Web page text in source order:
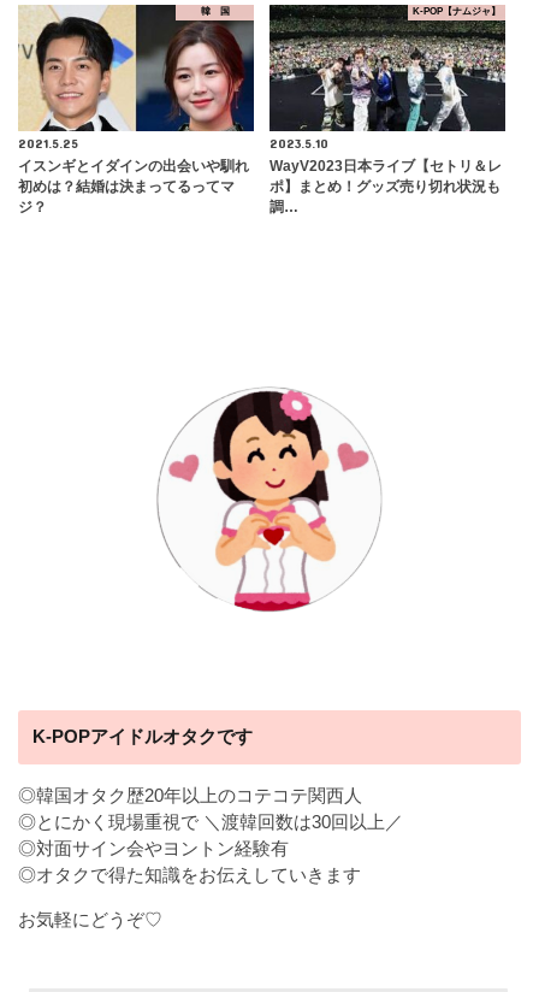
韓 国
2021.5.25
イスンギとイダインの出会いや馴れ
初めは？結婚は決まってるってマ
ジ？
K-POP【ナムジャ】
2023.5.10
WayV2023日本ライブ【セトリ＆レ
ポ】まとめ！グッズ売り切れ状況も
調…
K-POPアイドルオタクです
◎韓国オタク歴20年以上のコテコテ関西人
◎とにかく現場重視で ＼渡韓回数は30回以上／
◎対面サイン会やヨントン経験有
◎オタクで得た知識をお伝えしていきます
お気軽にどうぞ♡